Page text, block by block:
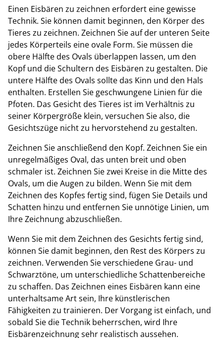
Einen Eisbären zu zeichnen erfordert eine gewisse
Technik. Sie können damit beginnen, den Körper des
Tieres zu zeichnen. Zeichnen Sie auf der unteren Seite
jedes Körperteils eine ovale Form. Sie müssen die
obere Hälfte des Ovals überlappen lassen, um den
Kopf und die Schultern des Eisbären zu gestalten. Die
untere Hälfte des Ovals sollte das Kinn und den Hals
enthalten. Erstellen Sie geschwungene Linien für die
Pfoten. Das Gesicht des Tieres ist im Verhältnis zu
seiner Körpergröße klein, versuchen Sie also, die
Gesichtszüge nicht zu hervorstehend zu gestalten.
Zeichnen Sie anschließend den Kopf. Zeichnen Sie ein
unregelmäßiges Oval, das unten breit und oben
schmaler ist. Zeichnen Sie zwei Kreise in die Mitte des
Ovals, um die Augen zu bilden. Wenn Sie mit dem
Zeichnen des Kopfes fertig sind, fügen Sie Details und
Schatten hinzu und entfernen Sie unnötige Linien, um
Ihre Zeichnung abzuschließen.
Wenn Sie mit dem Zeichnen des Gesichts fertig sind,
können Sie damit beginnen, den Rest des Körpers zu
zeichnen. Verwenden Sie verschiedene Grau- und
Schwarztöne, um unterschiedliche Schattenbereiche
zu schaffen. Das Zeichnen eines Eisbären kann eine
unterhaltsame Art sein, Ihre künstlerischen
Fähigkeiten zu trainieren. Der Vorgang ist einfach, und
sobald Sie die Technik beherrschen, wird Ihre
Eisbärenzeichnung sehr realistisch aussehen.